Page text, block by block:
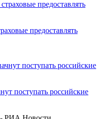
предоставлять
поступать российские